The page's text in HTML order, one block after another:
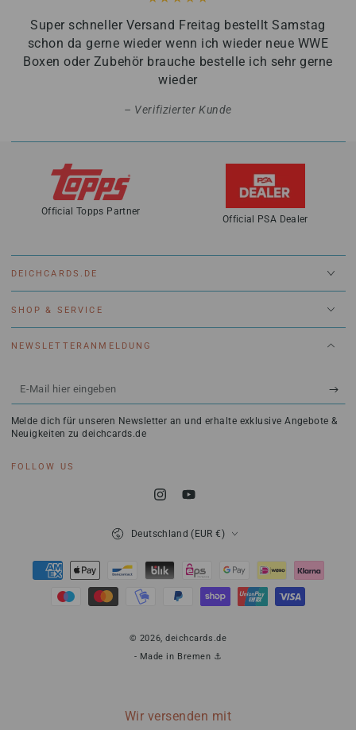
Super schneller Versand Freitag bestellt Samstag
schon da gerne wieder wenn ich wieder neue WWE
Boxen oder Zubehör brauche bestelle ich sehr gerne
wieder
Verifizierter Kunde
Official Topps Partner
Official PSA Dealer
DEICHCARDS.DE
SHOP & SERVICE
NEWSLETTERANMELDUNG
E-
Mail
hier
Melde dich für unseren Newsletter an und erhalte exklusive Angebote &
Neuigkeiten zu deichcards.de
FOLLOW US
InstagramYouTube
© 2026,deichcards.de
- Made in Bremen ⚓
Deutschland (EUR €)
Zahlungsmöglichkeiten
Wir versenden mit